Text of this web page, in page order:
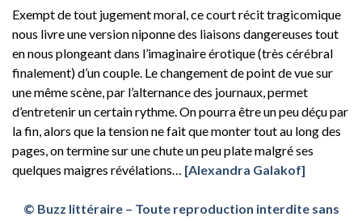
Exempt de tout jugement moral, ce court récit tragicomique
nous livre une version niponne des liaisons dangereuses tout
en nous plongeant dans l’imaginaire érotique (très cérébral
finalement) d’un couple. Le changement de point de vue sur
une même scène, par l’alternance des journaux, permet
d’entretenir un certain rythme. On pourra être un peu déçu par
la fin, alors que la tension ne fait que monter tout au long des
pages, on termine sur une chute un peu plate malgré ses
quelques maigres révélations… [Alexandra Galakof]
© Buzz littéraire – Toute reproduction interdite sans